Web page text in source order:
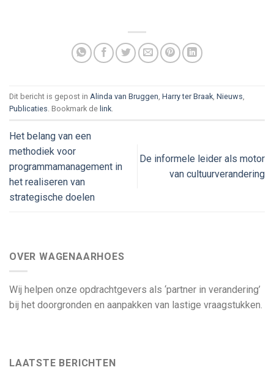
Dit bericht is gepost in Alinda van Bruggen Harry ter Braak Nieuws
Publicaties . Bookmark de link
Het belang van een
methodiek voor
programmamanagement in
het realiseren van
strategische doelen
De informele leider als motor
van cultuurverandering
OVER WAGENAARHOES
Wij helpen onze opdrachtgevers als ‘partner in verandering’
bij het doorgronden en aanpakken van lastige vraagstukken.
LAATSTE BERICHTEN